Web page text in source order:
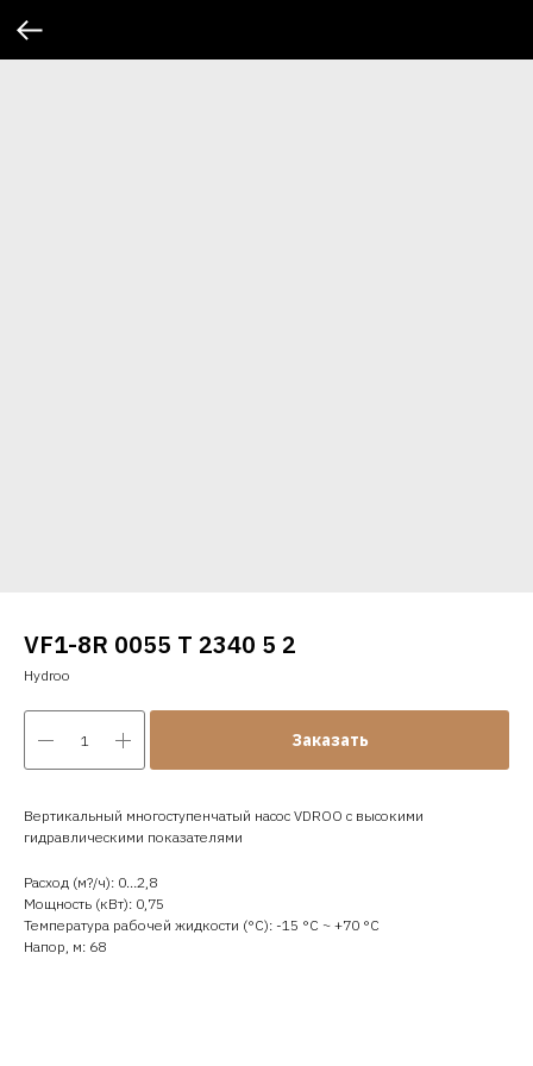
VF1-8R 0055 T 2340 5 2
Hydroo
Заказать
Вертикальный многоступенчатый насос VDROO с высокими
гидравлическими показателями
Расход (м?/ч): 0…2,8
Мощность (кВт): 0,75
Температура рабочей жидкости (°C): -15 °С ~ +70 °С
Напор, м: 68